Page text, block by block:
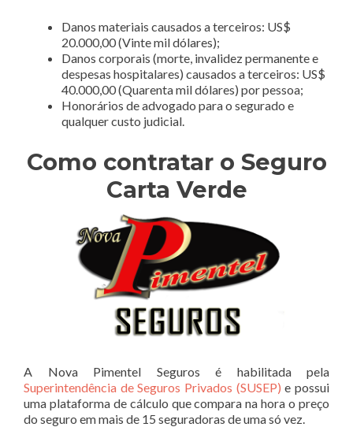
Danos materiais causados a terceiros: US$
20.000,00 (Vinte mil dólares);
Danos corporais (morte, invalidez permanente e
despesas hospitalares) causados a terceiros: US$
40.000,00 (Quarenta mil dólares) por pessoa;
Honorários de advogado para o segurado e
qualquer custo judicial.
Como contratar o Seguro
Carta Verde
A Nova Pimentel Seguros é habilitada pela
Superintendência de Seguros Privados (SUSEP) e possui
uma plataforma de cálculo que compara na hora o preço
do seguro em mais de 15 seguradoras de uma só vez.